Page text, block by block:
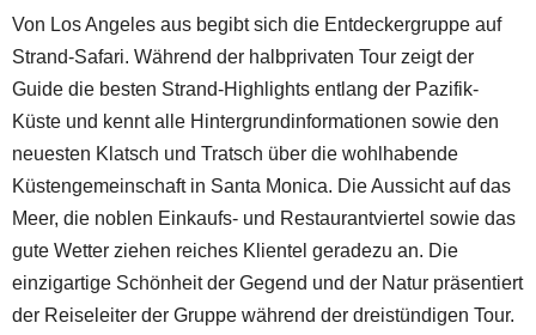
Von Los Angeles aus begibt sich die Entdeckergruppe auf
Strand-Safari. Während der halbprivaten Tour zeigt der
Guide die besten Strand-Highlights entlang der Pazifik-
Küste und kennt alle Hintergrundinformationen sowie den
neuesten Klatsch und Tratsch über die wohlhabende
Küstengemeinschaft in Santa Monica. Die Aussicht auf das
Meer, die noblen Einkaufs- und Restaurantviertel sowie das
gute Wetter ziehen reiches Klientel geradezu an. Die
einzigartige Schönheit der Gegend und der Natur präsentiert
der Reiseleiter der Gruppe während der dreistündigen Tour.